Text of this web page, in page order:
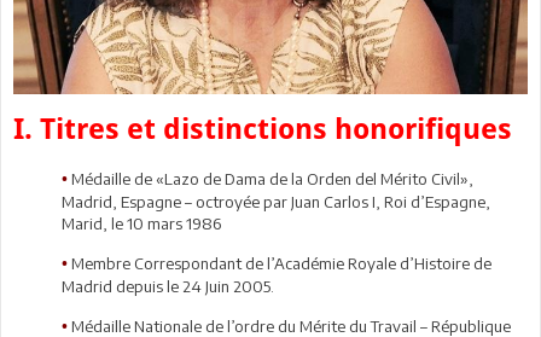
I. Titres et distinctions honorifiques
• Médaille de «Lazo de Dama de la Orden del Mérito Civil»,
Madrid, Espagne – octroyée par Juan Carlos I, Roi d’Espagne,
Marid, le 10 mars 1986
• Membre Correspondant de l’Académie Royale d’Histoire de
Madrid depuis le 24 Juin 2005.
• Médaille Nationale de l’ordre du Mérite du Travail – République